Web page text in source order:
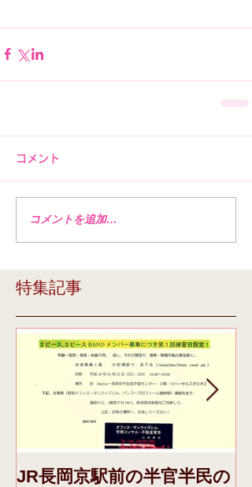
コメント
コメントを追加…
特集記事
JR長岡京駅前の半官半民の